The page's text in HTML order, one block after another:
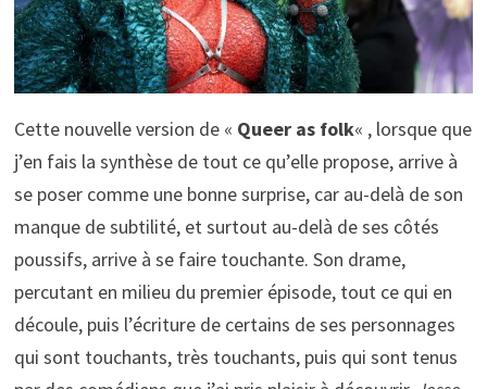
Cette nouvelle version de « Queer as folk« , lorsque que
j’en fais la synthèse de tout ce qu’elle propose, arrive à
se poser comme une bonne surprise, car au-delà de son
manque de subtilité, et surtout au-delà de ses côtés
poussifs, arrive à se faire touchante. Son drame,
percutant en milieu du premier épisode, tout ce qui en
découle, puis l’écriture de certains de ses personnages
qui sont touchants, très touchants, puis qui sont tenus